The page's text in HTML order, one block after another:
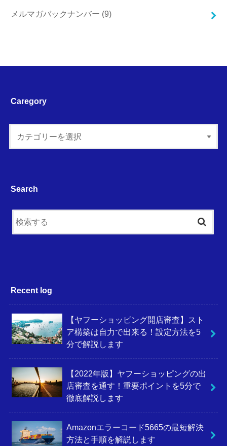
メルマガバックナンバー (9)
Caregory
Search
Recent log
【ヤフーショッピング開店審査】スト
ア構築は自力で出来る！設定方法を5
分で解説します
【2022年版】ヤフーショッピングの出
店審査を通す！重要ポイントを5分で
徹底解説します
Amazonエラーコード5665の最短解決
方法と手順を解説します